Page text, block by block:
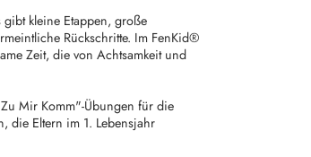
gibt kleine Etappen, große
Rückschritte. Im FenKid®
Zeit, die von Achtsamkeit und
Mir Komm"-Übungen für die
die Eltern im 1. Lebensjahr